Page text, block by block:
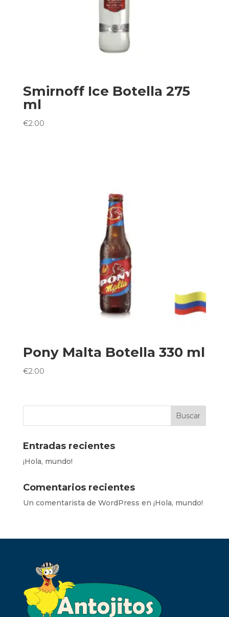
Smirnoff Ice Botella 275
ml
€2.00
Pony Malta Botella 330 ml
€2.00
Entradas recientes
¡Hola, mundo!
Comentarios recientes
Un comentarista de WordPress en ¡Hola, mundo!